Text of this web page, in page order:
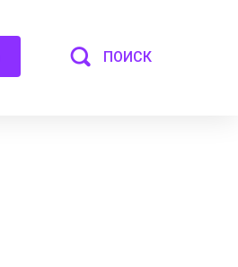
ПОИСК